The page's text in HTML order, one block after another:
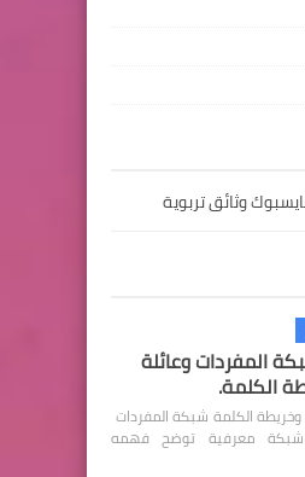
وثائق تربوية
المفردات وعائلة
الكلمة.
الكلمة شبكة المفردات
شبكة معرفية توضح فهمه